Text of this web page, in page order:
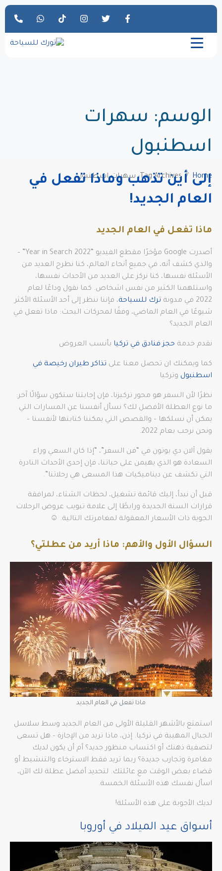
الوسم: سهرات
اسطنبول
Home Tag Archives: سهرات اسطنبول
إلى أين تذهب وماذا تفعل في
العام الجديد!
ماذا تفعل في العام الجديد
أصدرت Google مؤخرًا مقطع الفيديو “Year in Search 2022” –
والذي كشف أنه، في جميع أنحاء العالم، كنا نطرح العديد من
الأسئلة نفسها، كنا نركز على العديد من الأحداث نفسها،
واستلهمنا الكثير من نفس اشخاص. كما نقول وداعًا لعام
2022 في مدونة
ترك للسياحة، فإننا ننظر إلى أحد الأسئلة الأكثر
شيوعًا في العام الماضي، وفقًا لمحركات البحث: ماذا تفعل في
العام الجديد؟
نقدم خدمة حجز فنادق في تركيا بأنسب العروض
كما ويمكنك ان تحصل معنا على تذاكر طيران رخيصة في
اسطنبول وتركيا
نظرًا لأن السفر هو محور تركيزنا، فإن إجابتنا ستكون سؤالًا آخر:
ما نوع العطلة الأفضل لك؟ نسأل أنفسنا عن المسارات التي
يمكن أن نسلكها – والقصص التي يمكننا كتابتها لأنفسنا –
ونحن نرحب بعام 2022.
يقول آلان دي بوتون في “فن السفر”، “إذا كان السعي وراء
السعادة هو الذي يهيمن على حياتنا، فإن إحدى الأحداث النادرة
التي تكشف عن ديناميكيات هذا المسعى هي رحلاتنا”.
قبل أن نبدأ، إليك قائمة تشغيل، لحظات الشتاء، لمرافقة
قرارات السنة الجديدة ورابطًا إلى علامة تبويب عروض الرحلات
الجوية ذات الأسعار المعقولة لمغامرتك التالية. ☺
السؤال الأول والأهم: ماذا أريد من عطلتي؟
ماذا تفعل في العام الجديد
استمتع بالأشهر القليلة الأولى من العام الجديد وسط سلاسل
الجبال المهيبة في تركيا. إذن، ماذا تريد من الإجازة – هل تسعى
لتصفية ذهنك أو اكتساب منظور جديد؟ أم أن يكون لديك
مغامرة وتجارب جديدة؟ ربما تريد فقط الاسترخاء والتنشيط أو
قضاء بعض الوقت مع عائلتك. لتحديد أفضل عطلة لك الآن،
اسأل نفسك هذه الأسئلة الخمسة.
لديك الأجوبة على هذه الأسئلة!
أسواق عيد الميلاد في أوروبا